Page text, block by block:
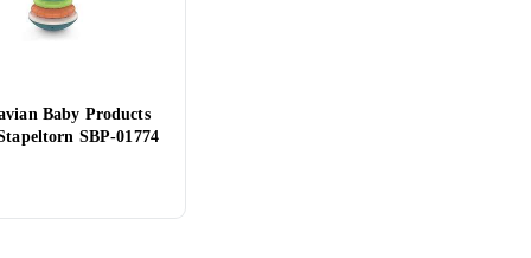
Baby Products
SBP-01774